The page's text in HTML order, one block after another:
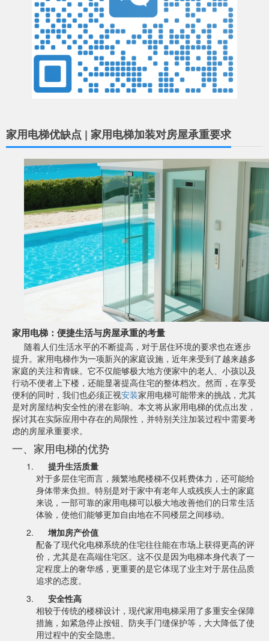
家用电梯优缺点 | 家用电梯加装对房屋承重要求
家用电梯：便捷生活与房屋承重的考量
随着人们生活水平的不断提高，对于居住环境的要求也在逐步
提升。家用电梯作为一项新兴的家庭设施，近年来受到了越来越多
家庭的关注和青睐。它不仅能够极大地方便家中的老人、小孩以及
行动不便者上下楼，还能显著提高住宅的整体档次。然而，在享受
便利的同时，我们也必须正视安装家用电梯可能带来的挑战，尤其
是对房屋结构安全性的潜在影响。本文将从家用电梯的优点出发，
探讨其在实际应用中存在的局限性，并特别关注加装过程中需要考
虑的房屋承重要求。
一、家用电梯的优势
提升生活质量
对于多层住宅而言，频繁地爬楼梯不仅耗费体力，还可能给
身体带来负担。特别是对于家中有老年人或残疾人士的家庭
来说，一部可靠的家用电梯可以极大地改善他们的日常生活
体验，使他们能够更加自由地在不同楼层之间移动。
增加房产价值
配备了现代化电梯系统的住宅往往能在市场上获得更高的评
价，尤其是在高端住宅区。这不仅是因为电梯本身代表了一
定程度上的奢华感，更重要的是它体现了业主对于居住品质
追求的态度。
安全性高
相较于传统的楼梯设计，现代家用电梯采用了多重安全保障
措施，如紧急停止按钮、防夹手门缝保护等，大大降低了使
用过程中的安全隐患。